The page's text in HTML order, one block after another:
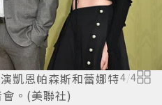
凱恩帕森斯和蕾娜特
。(美聯社)
4/4